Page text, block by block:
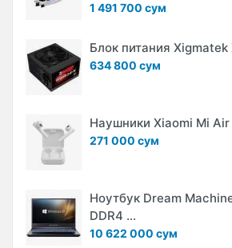
1 491 700 сум
Блок питания
634 800 сум
Наушники Xiaomi Mi Air
271 000 сум
Ноутбук Dream
DDR4 ...
10 622 000 сум